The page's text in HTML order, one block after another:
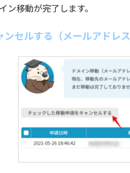
ン移動が完了します。
セルする（メールアドレス